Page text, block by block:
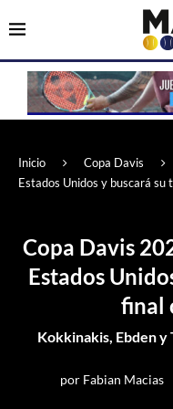
Inicio Copa Davis
Estados Unidos y buscará
Copa Davis
Estados
final
Kokkinakis, Ebden y
por Fabian Macias